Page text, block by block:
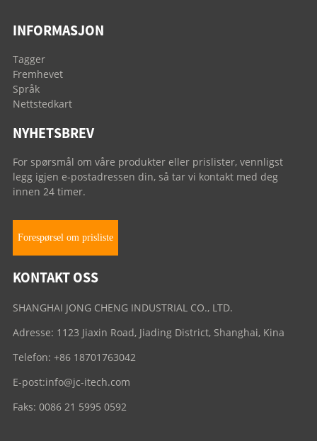
INFORMASJON
Tagger
Fremhevet
Språk
Nettstedkart
NYHETSBREV
For spørsmål om våre produkter eller prislister, vennligst
legg igjen e-postadressen din, så tar vi kontakt med deg
innen 24 timer.
Forespørsel om prisliste
KONTAKT OSS
SHANGHAI JONG CHENG INDUSTRIAL CO., LTD.
Adresse: 1123 Jiaxin Road, Jiading District, Shanghai, Kina
Telefon: +86 18701763042
E-post:info@jc-itech.com
Faks: 0086 21 5995 0592